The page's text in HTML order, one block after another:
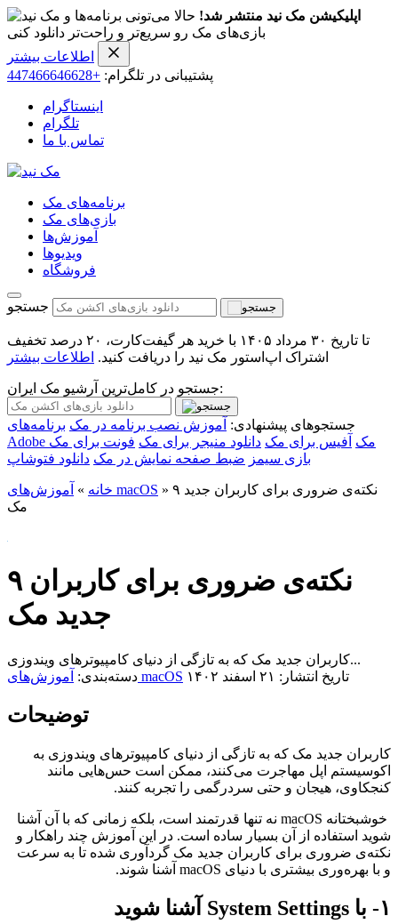
اپلیکیشن مک نید منتشر شد! حالا می‌تونی برنامه‌ها و
بازی‌های مک رو سریع‌تر و راحت‌تر دانلود کنی
اطلاعات بیشتر
پشتیبانی در تلگرام: +447466646628
اینستاگرام
تلگرام
تماس با ما
برنامه‌های مک
بازی‌های مک
آموزش‌ها
ویدیو‌ها
فروشگاه
جستجو
تا تاریخ ۳۰ مرداد ۱۴۰۵ با خرید هر گیفت‌کارت، ۲۰ درصد تخفیف
اشتراک اپ‌استور مک نید را دریافت کنید. اطلاعات بیشتر
جستجو در کامل‌ترین آرشیو مک ایران:
جستجوهای پیشنهادی: آموزش نصب برنامه در مک برنامه‌های
Adobe مک آفیس برای مک دانلود منیجر برای مک فونت برای مک
بازی سیمز ضبط صفحه نمایش در مک دانلود فتوشاپ
خانه » آموزش‌های macOS » ۹ نکته‌ی ضروری برای کاربران جدید
مک
۹ نکته‌ی ضروری برای کاربران
جدید مک
کاربران جدید مک که به تازگی از دنیای کامپیوتر‌های ویندوزی...
دسته‌بندی: آموزش‌های macOS تاریخ انتشار: ۲۱ اسفند ۱۴۰۲
توضیحات
کاربران جدید مک که به تازگی از دنیای کامپیوتر‌های ویندوزی به
اکوسیستم اپل مهاجرت می‌کنند، ممکن است حس‌هایی مانند
کنجکاوی، هیجان و حتی سردرگمی را تجربه کنند.
خوشبختانه macOS نه تنها قدرتمند است، بلکه زمانی که با آن آشنا
شوید استفاده از آن بسیار ساده است. در این آموزش چند راهکار و
نکته‌ی ضروری برای کاربران جدید مک گردآوری شده تا به سرعت
و با بهره‌وری بیشتری با دنیای macOS آشنا شوند.
۱- با System Settings آشنا شوید